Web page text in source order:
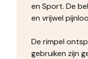
en Sport. De
en vrijwel
De rimpel
gebruiken zijn